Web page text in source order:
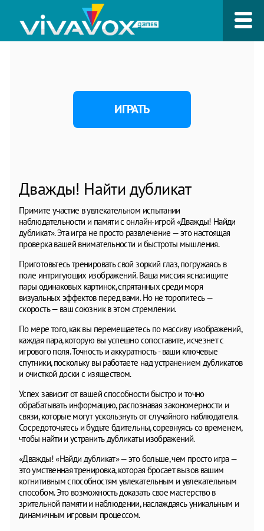
ИГРАТЬ
Дважды! Найти дубликат
Примите участие в увлекательном испытании
наблюдательности и памяти с онлайн-игрой «Дважды! Найди
дубликат». Эта игра не просто развлечение — это настоящая
проверка вашей внимательности и быстроты мышления.
Приготовьтесь тренировать свой зоркий глаз, погружаясь в
поле интригующих изображений. Ваша миссия ясна: ищите
пары одинаковых картинок, спрятанных среди моря
визуальных эффектов перед вами. Но не торопитесь —
скорость — ваш союзник в этом стремлении.
По мере того, как вы перемещаетесь по массиву изображений,
каждая пара, которую вы успешно сопоставите, исчезнет с
игрового поля. Точность и аккуратность - ваши ключевые
спутники, поскольку вы работаете над устранением дубликатов
и очисткой доски с изяществом.
Успех зависит от вашей способности быстро и точно
обрабатывать информацию, распознавая закономерности и
связи, которые могут ускользнуть от случайного наблюдателя.
Сосредоточьтесь и будьте бдительны, соревнуясь со временем,
чтобы найти и устранить дубликаты изображений.
«Дважды! «Найди дубликат» — это больше, чем просто игра —
это умственная тренировка, которая бросает вызов вашим
когнитивным способностям увлекательным и увлекательным
способом. Это возможность доказать свое мастерство в
зрительной памяти и наблюдении, наслаждаясь уникальным и
динамичным игровым процессом.